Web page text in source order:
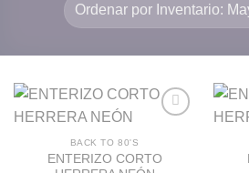
Añadir
BACK TO 80'S
ENTERIZO CORTO